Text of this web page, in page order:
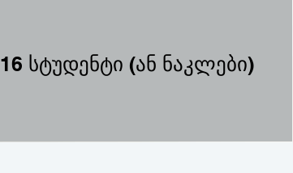
16 სტუდენტი (ან ნაკლები)